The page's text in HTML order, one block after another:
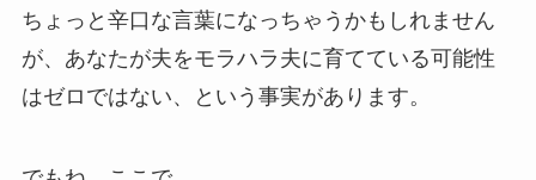
ちょっと辛口な言葉になっちゃうかもしれません
が、あなたが夫をモラハラ夫に育てている可能性
はゼロではない、という事実があります。